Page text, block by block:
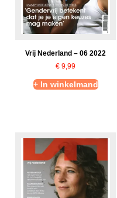
Vrij Nederland – 06 2022
€ 9,99
+ In winkelmand